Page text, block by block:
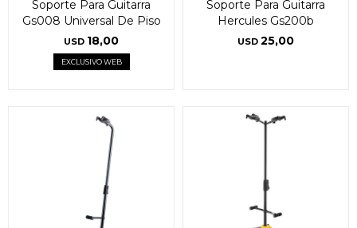
Soporte Para Guitarra
Gs008 Universal De Piso
USD 18,00
EXCLUSIVO WEB
Soporte Para Guitarra
Hercules Gs200b
USD 25,00